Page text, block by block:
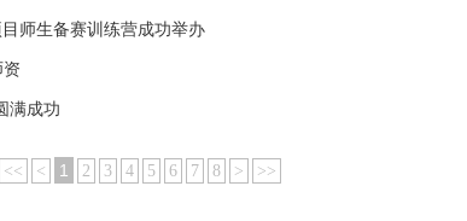
师生备赛训练营成功举办
满成功
<< < 1 2 3 4 5 6 7 8 > >>